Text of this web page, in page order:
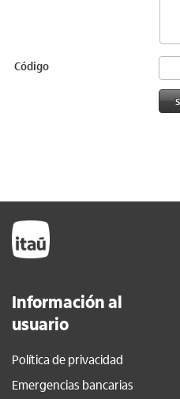
Código
Información al
usuario
Política de privacidad
Emergencias bancarias